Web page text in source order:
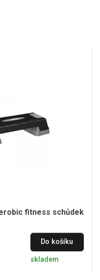
fitness schůdek
Do košíku
skladem